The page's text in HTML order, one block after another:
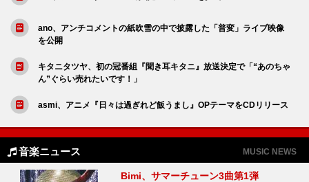
ano、アンチコメントの紙吹雪の中で披露した「普変」ライブ映像
を公開
キタニタツヤ、初の冠番組『聞き耳キタニ』放送決定で「“あのちゃ
ん”ぐらい売れたいです！」
asmi、アニメ『日々は過ぎれど飯うまし』OPテーマをCDリリース
音楽ニュース MUSIC NEWS
Bimi、サマーチューン3曲第1弾